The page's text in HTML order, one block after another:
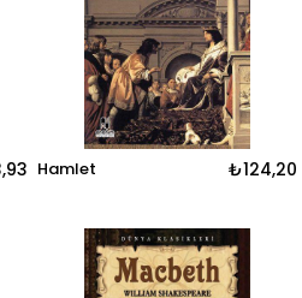
Hamlet ₺124,20